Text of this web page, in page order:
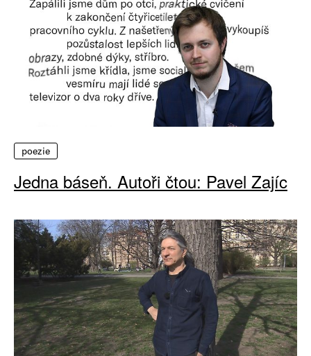
poezie
Jedna báseň. Autoři čtou: Pavel Zajíc